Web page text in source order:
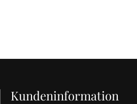
Kundeninformation